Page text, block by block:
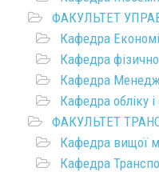
ФАКУЛЬТЕТ
Кафедра
Кафедра
Кафедра
Кафедра обліку
ФАКУЛЬТЕТ
Кафедра вищої
Кафедра